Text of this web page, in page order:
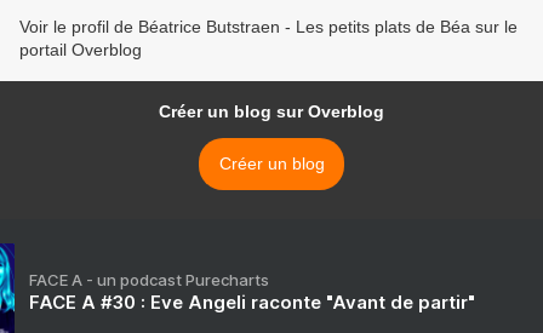
Voir le profil de Béatrice Butstraen - Les petits plats de Béa sur le
portail Overblog
Créer un blog sur Overblog
Créer un blog
FACE A - un podcast Purecharts
FACE A #30 : Eve Angeli raconte "Avant de partir"